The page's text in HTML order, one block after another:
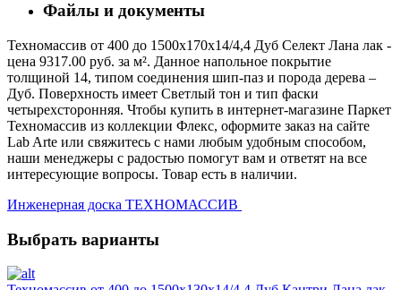
Файлы и документы
Техномассив от 400 до 1500х170х14/4,4 Дуб Селект Лана лак -
цена 9317.00 руб. за м². Данное напольное покрытие
толщиной 14, типом соединения шип-паз и порода дерева –
Дуб. Поверхность имеет Светлый тон и тип фаски
четырехсторонняя. Чтобы купить в интернет-магазине Паркет
Техномассив из коллекции Флекс, оформите заказ на сайте
Lab Arte или свяжитесь с нами любым удобным способом,
наши менеджеры с радостью помогут вам и ответят на все
интересующие вопросы. Товар есть в наличии.
Инженерная доска ТЕХНОМАССИВ
Выбрать варианты